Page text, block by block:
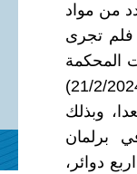
من مواد
رقم 1 لسنة 1992 المعدل، فلم تجرى
المحكمة
الاتحادية قرارها ذي العدد (83 وموحدتيها 131 و185/اتحادية/2023 في 21/2/2024)
برلمان كوردستان 100 مقعد بدلاً من 111 مقعدا، وبذلك
برلمان
دوائر،